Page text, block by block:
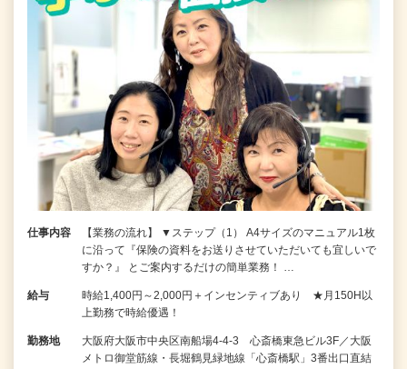
仕事内容
【業務の流れ】 ▼ステップ（1） A4サイズのマニュアル1枚
に沿って『保険の資料をお送りさせていただいても宜しいで
すか？』 とご案内するだけの簡単業務！ …
給与
時給1,400円～2,000円＋インセンティブあり ★月150H以
上勤務で時給優遇！
勤務地
大阪府大阪市中央区南船場4-4-3 心斎橋東急ビル3F／大阪
メトロ御堂筋線・長堀鶴見緑地線「心斎橋駅」3番出口直結